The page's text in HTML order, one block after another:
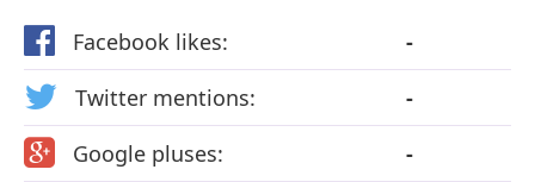
Facebook likes:
-
Twitter mentions:
-
Google pluses:
-